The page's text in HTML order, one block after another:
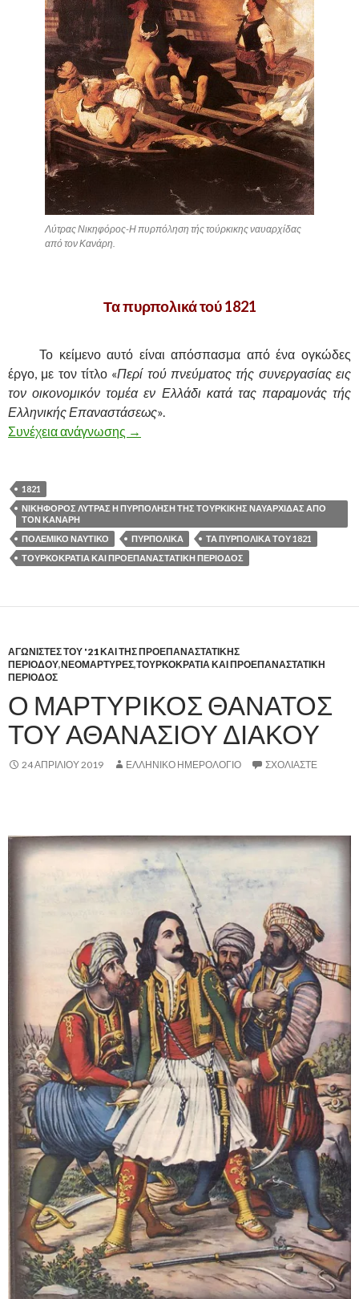
Λύτρας Νικηφόρος-Η πυρπόληση τής τούρκικης ναυαρχίδας
από τον Κανάρη.
Τα πυρπολικά τού 1821
Το κείμενο αυτό είναι απόσπασμα από ένα ογκώδες
έργο, με τον τίτλο «Περί τού πνεύματος τής συνεργασίας εις
τον οικονομικόν τομέα εν Ελλάδι κατά τας παραμονάς τής
Ελληνικής Επαναστάσεως».
Συνέχεια ανάγνωσης ΤΑ ΠΥΡΠΟΛΙΚΑ ΤΟΥ 1821
→
1821
ΝΙΚΗΦΟΡΟΣ ΛΥΤΡΑΣ Η ΠΥΡΠΟΛΗΣΗ ΤΗΣ ΤΟΥΡΚΙΚΗΣ ΝΑΥΑΡΧΙΔΑΣ ΑΠΟ
ΤΟΝ ΚΑΝΑΡΗ
ΠΟΛΕΜΙΚΟ ΝΑΥΤΙΚΟ
ΠΥΡΠΟΛΙΚΑ
ΤΑ ΠΥΡΠΟΛΙΚΑ ΤΟΥ 1821
ΤΟΥΡΚΟΚΡΑΤΙΑ ΚΑΙ ΠΡΟΕΠΑΝΑΣΤΑΤΙΚΗ ΠΕΡΙΟΔΟΣ
ΑΓΩΝΙΣΤΕΣ ΤΟΥ '21 ΚΑΙ ΤΗΣ ΠΡΟΕΠΑΝΑΣΤΑΤΙΚΗΣ
ΠΕΡΙΟΔΟΥ,ΝΕΟΜΑΡΤΥΡΕΣ,ΤΟΥΡΚΟΚΡΑΤΙΑ ΚΑΙ ΠΡΟΕΠΑΝΑΣΤΑΤΙΚΗ
ΠΕΡΙΟΔΟΣ
Ο ΜΑΡΤΥΡΙΚΟΣ ΘΑΝΑΤΟΣ
ΤΟΥ ΑΘΑΝΑΣΙΟΥ ΔΙΑΚΟΥ
24 ΑΠΡΙΛΊΟΥ 2019 ΕΛΛΗΝΙΚΟ ΗΜΕΡΟΛΟΓΙΟ ΣΧΟΛΙΆΣΤΕ